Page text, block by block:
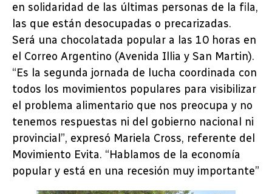
en solidaridad de las últimas personas de la fila,
las que están desocupadas o precarizadas.
Será una chocolatada popular a las 10 horas en
el Correo Argentino (Avenida Illia y San Martin).
“Es la segunda jornada de lucha coordinada con
todos los movimientos populares para visibilizar
el problema alimentario que nos preocupa y no
tenemos respuestas ni del gobierno nacional ni
provincial”, expresó Mariela Cross, referente del
Movimiento Evita. “Hablamos de la economía
popular y está en una recesión muy importante”